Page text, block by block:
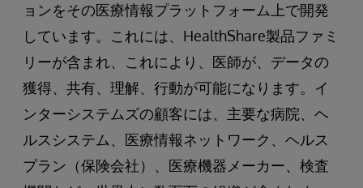
ョンをその医療情報プラットフォーム上で開発
しています。これには、HealthShare製品ファミ
リーが含まれ、これにより、医師が、データの
獲得、共有、理解、行動が可能になります。イ
ンターシステムズの顧客には、主要な病院、ヘ
ルスシステム、医療情報ネットワーク、ヘルス
プラン（保険会社）、医療機器メーカー、検査